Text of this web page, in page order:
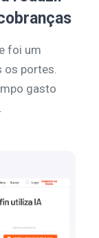
foi um
os portes.
gasto